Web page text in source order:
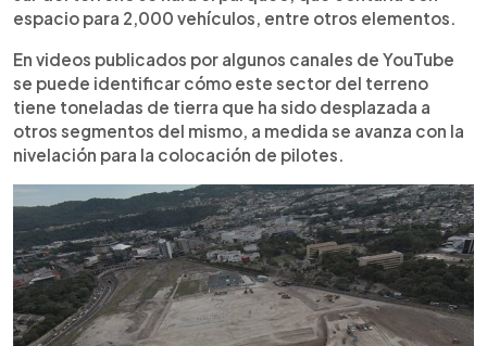
espacio para 2,000 vehículos, entre otros elementos.
En videos publicados por algunos canales de YouTube
se puede identificar cómo este sector del terreno
tiene toneladas de tierra que ha sido desplazada a
otros segmentos del mismo, a medida se avanza con la
nivelación para la colocación de pilotes.